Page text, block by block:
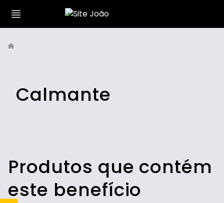
Calmante
Produtos que contém
este benefício